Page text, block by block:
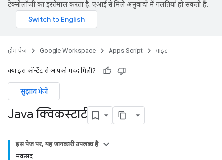
टेक्नोलॉजी का इस्तेमाल करता है. एआई से मिले अनुवादों में गलतियां हो सकती हैं.
होम पेज Google Workspace Apps Script गाइड
क्या इस कॉन्टेंट से आपको मदद मिली?
सुझाव भेजें
Java क्विकस्टार्ट
इस पेज पर, यह जानकारी उपलब्ध है
मकसद